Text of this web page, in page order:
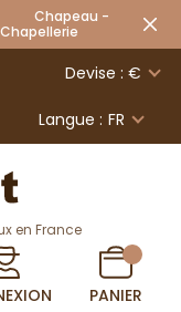
Chapeau -
Devise : €
Langue : FR
en France
PANIER